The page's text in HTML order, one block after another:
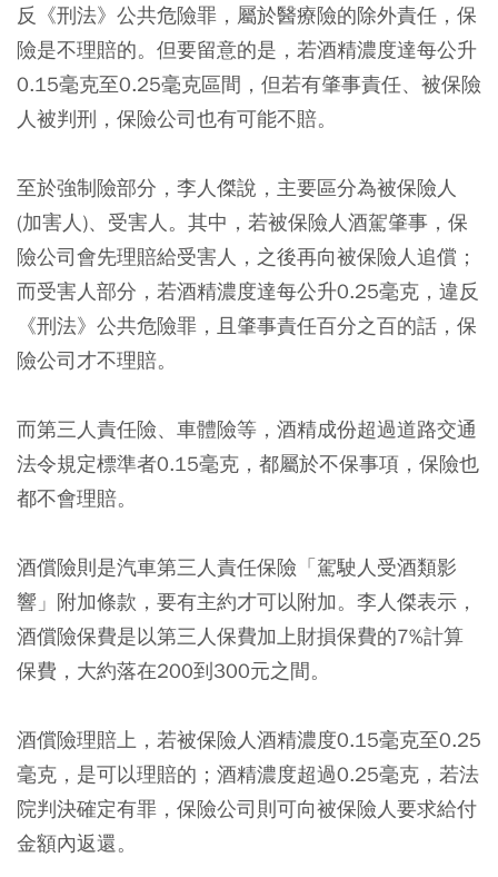
反《刑法》公共危險罪，屬於醫療險的除外責任，保
險是不理賠的。但要留意的是，若酒精濃度達每公升
0.15毫克至0.25毫克區間，但若有肇事責任、被保險
人被判刑，保險公司也有可能不賠。
至於強制險部分，李人傑說，主要區分為被保險人
(加害人)、受害人。其中，若被保險人酒駕肇事，保
險公司會先理賠給受害人，之後再向被保險人追償；
而受害人部分，若酒精濃度達每公升0.25毫克，違反
《刑法》公共危險罪，且肇事責任百分之百的話，保
險公司才不理賠。
而第三人責任險、車體險等，酒精成份超過道路交通
法令規定標準者0.15毫克，都屬於不保事項，保險也
都不會理賠。
酒償險則是汽車第三人責任保險「駕駛人受酒類影
響」附加條款，要有主約才可以附加。李人傑表示，
酒償險保費是以第三人保費加上財損保費的7%計算
保費，大約落在200到300元之間。
酒償險理賠上，若被保險人酒精濃度0.15毫克至0.25
毫克，是可以理賠的；酒精濃度超過0.25毫克，若法
院判決確定有罪，保險公司則可向被保險人要求給付
金額內返還。